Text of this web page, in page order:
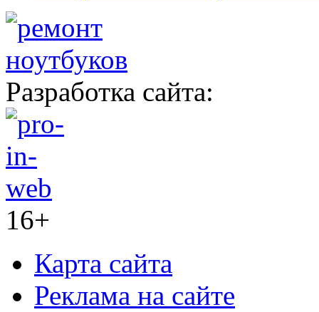
Разработка сайта:
16+
Карта сайта
Реклама на сайте